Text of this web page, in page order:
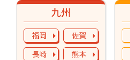
九州
福岡
佐賀
長崎
熊本